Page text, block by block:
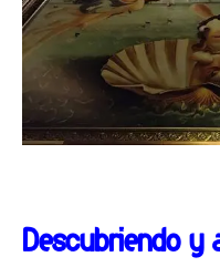
Descubriendo y